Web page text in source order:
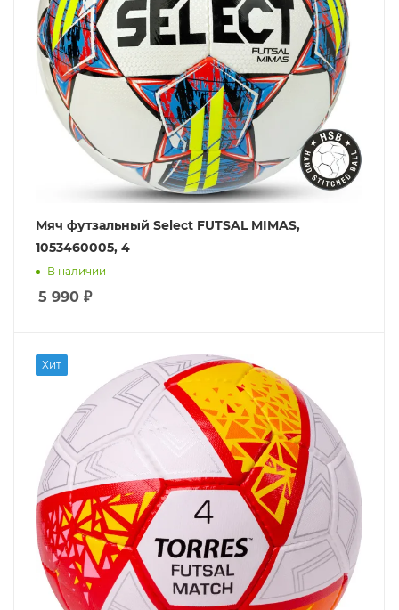
Мяч футзальный Select FUTSAL MIMAS,
1053460005, 4
В наличии
5 990 ₽
Хит